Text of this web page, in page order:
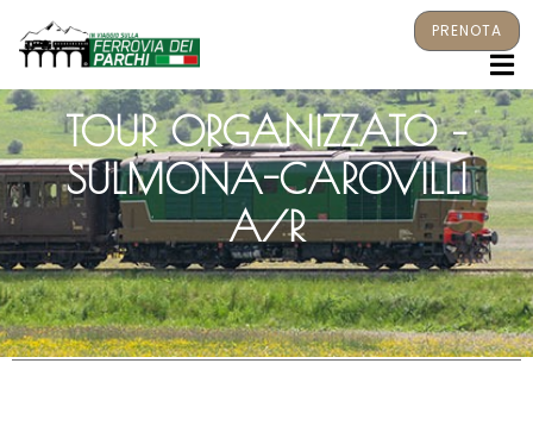
PRENOTA
TOUR ORGANIZZATO –
SULMONA-CAROVILLI
A/R